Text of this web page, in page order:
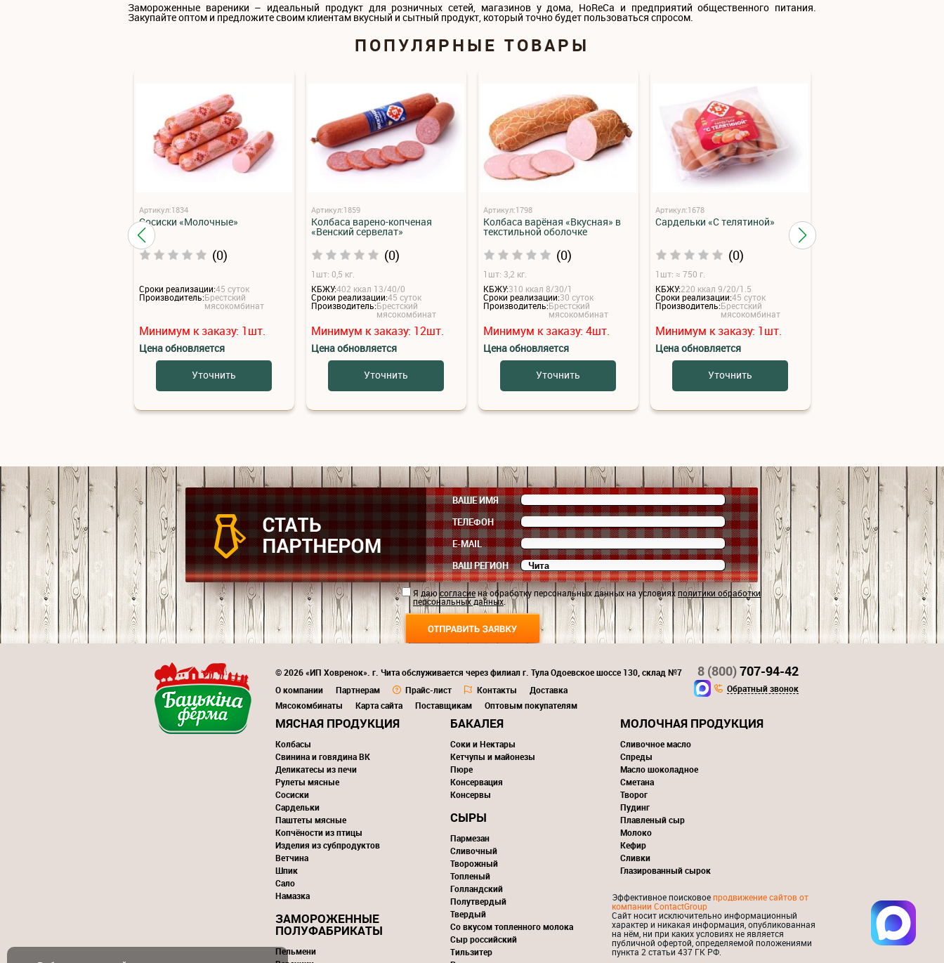
Замороженные вареники – идеальный продукт для розничных сетей, магазинов у дома, HoReCa и предприятий общественного питания.
Закупайте оптом и предложите своим клиентам вкусный и сытный продукт, который точно будет пользоваться спросом.
ПОПУЛЯРНЫЕ ТОВАРЫ
Артикул:1834
Сосиски «Молочные»
(0)
Сроки реализации:45 суток
Производитель:Брестский
мясокомбинат
Минимум к заказу: 1шт.
Цена обновляется
Уточнить
Артикул:1859
Колбаса варено-копченая
«Венский сервелат»
(0)
1шт: 0,5 кг.
КБЖУ:402 ккал 13/40/0
Сроки реализации:45 суток
Производитель:Брестский
мясокомбинат
Минимум к заказу: 12шт.
Цена обновляется
Уточнить
Артикул:1798
Колбаса варёная «Вкусная» в
текстильной оболочке
(0)
1шт: 3,2 кг.
КБЖУ:310 ккал 8/30/1
Сроки реализации:30 суток
Производитель:Брестский
мясокомбинат
Минимум к заказу: 4шт.
Цена обновляется
Уточнить
Артикул:1678
Сардельки «С телятиной»
(0)
1шт: ≈ 750 г.
КБЖУ:220 ккал 9/20/1.5
Сроки реализации:45 суток
Производитель:Брестский
мясокомбинат
Минимум к заказу: 1шт.
Цена обновляется
Уточнить
ВАШЕ ИМЯ
ТЕЛЕФОН
E-MAIL
ВАШ РЕГИОН
Я даюсогласиена обработку персональных данных на условияхполитики обработки
персональных данных
© 2026 «ИП Ховренок». г. Чита обслуживается через филиал г. Тула Одоевское шоссе 130, склад №7
О компании
Партнерам Прайс-лист Контакты
Доставка
Мясокомбинаты
Карта сайта Поставщикам Оптовым покупателям
8 (800)707-94-42
Обратный звонок
МЯСНАЯ ПРОДУКЦИЯ
Колбасы
Свинина и говядина ВК
Деликатесы из печи
Рулеты мясные
Сосиски
Сардельки
Паштеты мясные
Копчёности из птицы
Изделия из субпродуктов
Ветчина
Шпик
Сало
Намазка
ЗАМОРОЖЕННЫЕ
ПОЛУФАБРИКАТЫ
Пельмени
БАКАЛЕЯ
Соки и Нектары
Кетчупы и майонезы
Пюре
Консервация
Консервы
СЫРЫ
Пармезан
Сливочный
Творожный
Топленый
Голландский
Полутвердый
Твердый
Со вкусом топленного молока
Сыр российский
Тильзитер
МОЛОЧНАЯ ПРОДУКЦИЯ
Сливочное масло
Спреды
Масло шоколадное
Сметана
Творог
Пудинг
Плавленый сыр
Молоко
Кефир
Сливки
Глазированный сырок
Эффективное поисковоепродвижение сайтов от
компании ContactGroup
Сайт носит исключительно информационный
характер и никакая информация, опубликованная
на нём, ни при каких условиях не является
публичной офертой, определяемой положениями
пункта 2 статьи 437 ГК РФ.